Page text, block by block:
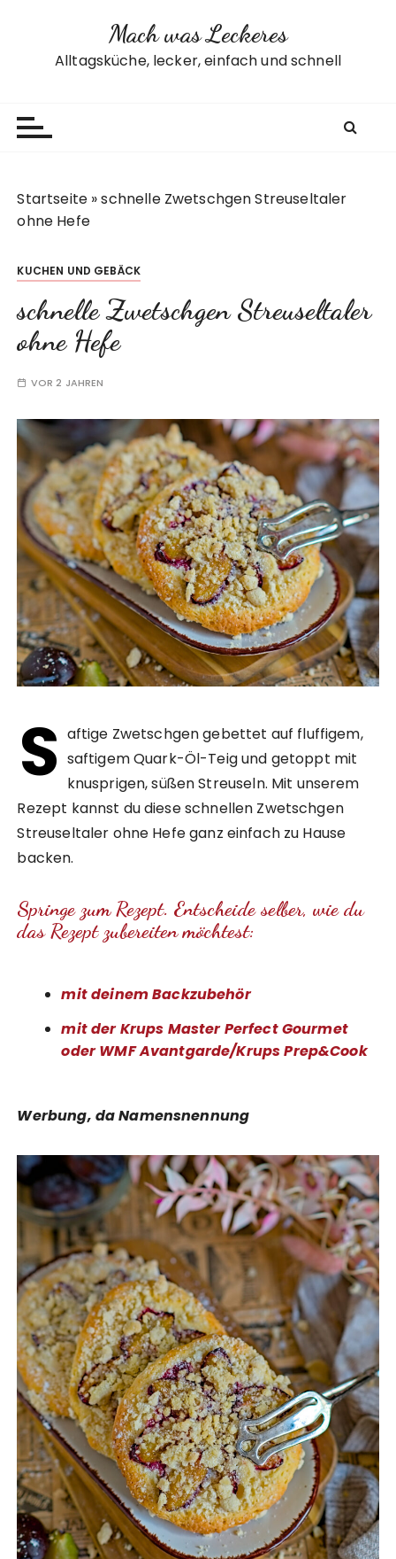
Mach was Leckeres
Alltagsküche, lecker, einfach und schnell
Startseite »schnelle Zwetschgen Streuseltaler
ohne Hefe
KUCHEN UND GEBÄCK
schnelle Zwetschgen Streuseltaler
ohne Hefe
VOR 2 JAHREN
S aftige Zwetschgen gebettet auf fluffigem,
saftigem Quark-Öl-Teig und getoppt mit
knusprigen, süßen Streuseln. Mit unserem
Rezept kannst du diese schnellen Zwetschgen
Streuseltaler ohne Hefe ganz einfach zu Hause
backen.
Springe zum Rezept. Entscheide selber, wie du
das Rezept zubereiten möchtest:
mit deinem Backzubehör
mit der Krups Master Perfect Gourmet
oder WMF Avantgarde/Krups Prep&Cook
Werbung, da Namensnennung